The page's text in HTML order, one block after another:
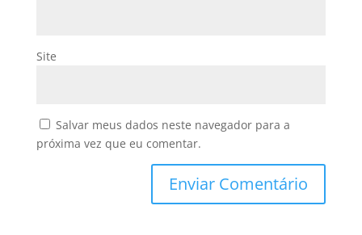
Site
Salvar meus dados neste navegador para a
próxima vez que eu comentar.